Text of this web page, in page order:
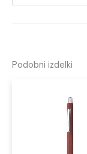
Podobni izdelki